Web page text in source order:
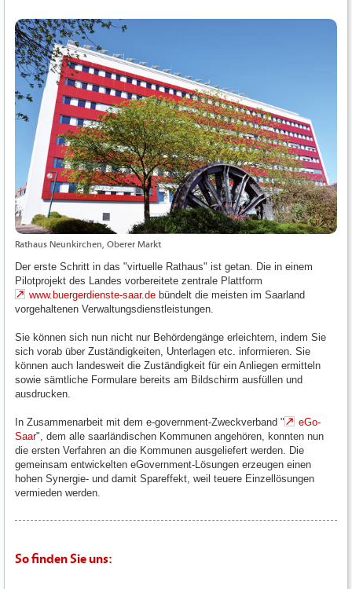
Rathaus Neunkirchen, Oberer Markt
Der erste Schritt in das "virtuelle Rathaus" ist getan. Die in einem
Pilotprojekt des Landes vorbereitete zentrale Plattform
www.buergerdienste-saar.de bündelt die meisten im Saarland
vorgehaltenen Verwaltungsdienstleistungen.
Sie können sich nun nicht nur Behördengänge erleichtern, indem Sie
sich vorab über Zuständigkeiten, Unterlagen etc. informieren. Sie
können auch landesweit die Zuständigkeit für ein Anliegen ermitteln
sowie sämtliche Formulare bereits am Bildschirm ausfüllen und
ausdrucken.
In Zusammenarbeit mit dem e-government-Zweckverband "
eGo-
Saar", dem alle saarländischen Kommunen angehören, konnten nun
die ersten Verfahren an die Kommunen ausgeliefert werden. Die
gemeinsam entwickelten eGovernment-Lösungen erzeugen einen
hohen Synergie- und damit Spareffekt, weil teuere Einzellösungen
vermieden werden.
So finden Sie uns: